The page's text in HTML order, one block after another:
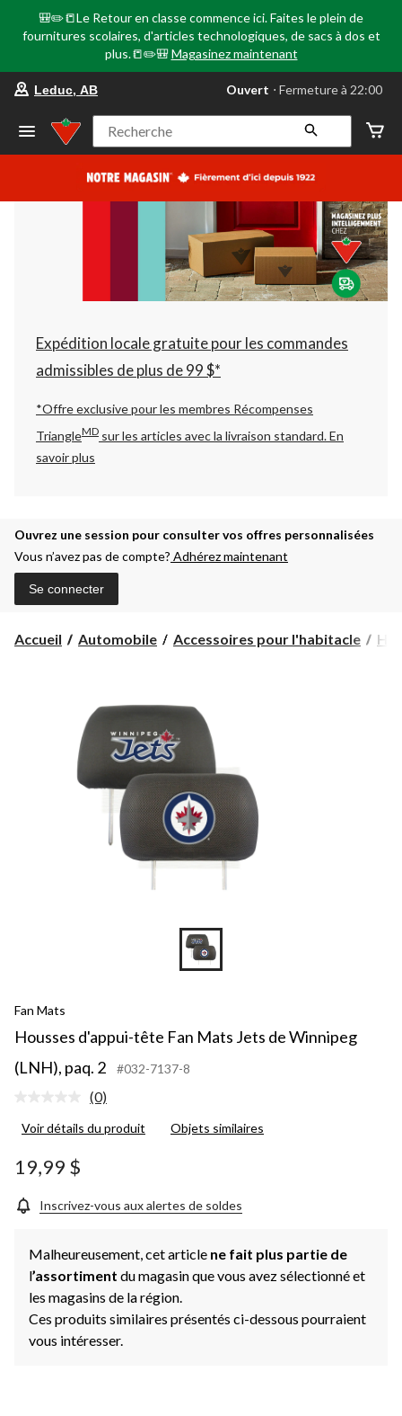
🎒✏️📒Le Retour en classe commence ici. Faites le plein de
fournitures scolaires, d'articles technologiques, de sacs à dos et
plus.📒✏️🎒 Magasinez maintenant
votre
préféré
Leduc,
AB,
courament
Fermeture
à
22:00
cliquer
pour
changer
Leduc, AB Ouvert ⋅ Fermeture à 22:00
Recherche
Expédition locale gratuite pour les commandes
admissibles de plus de 99 $*
*Offre exclusive pour les membres Récompenses
TriangleMD sur les articles avec la livraison standard.En
savoir plus
Ouvrez une session pour consulter vos offres personnalisées
Vous n’avez pas de compte? Adhérez maintenant
Se connecter
Accueil Automobile Accessoires pour l'habitacle
Fan Mats
Housses d'appui-tête Fan Mats Jets de Winnipeg
(LNH), paq. 2
#032-7137-8
Aucune
pour
la
même
(0)
Voir détails du produit Objets similaires
19,99 $
Inscrivez-vous aux alertes de soldes
Malheureusement, cet article ne fait plus partie de
l’assortiment du magasin que vous avez sélectionné et
les magasins de la région.
Ces produits similaires présentés ci-dessous pourraient
vous intéresser.